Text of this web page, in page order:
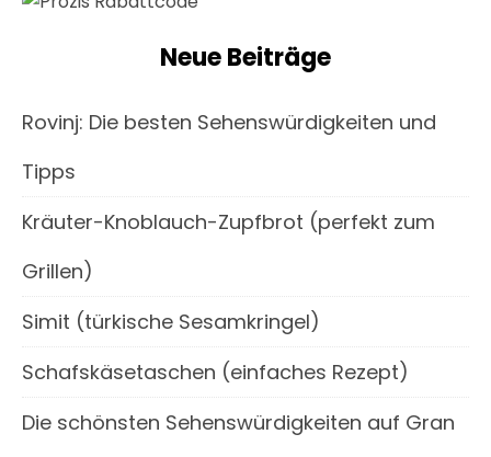
Neue Beiträge
Rovinj: Die besten Sehenswürdigkeiten und
Tipps
Kräuter-Knoblauch-Zupfbrot (perfekt zum
Grillen)
Simit (türkische Sesamkringel)
Schafskäsetaschen (einfaches Rezept)
Die schönsten Sehenswürdigkeiten auf Gran